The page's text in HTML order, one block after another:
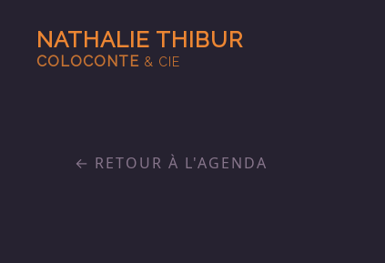
NATHALIE THIBUR
COLOCONTE & CIE
RETOUR À L'AGENDA